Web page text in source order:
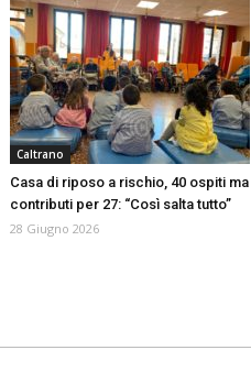
Caltrano
Casa di riposo a rischio, 40 ospiti ma
contributi per 27: “Così salta tutto”
28 Giugno 2026